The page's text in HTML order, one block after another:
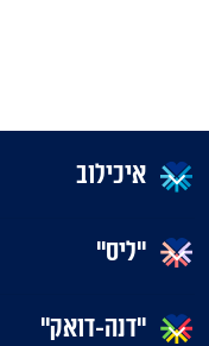
איכילוב
"ליס"
"דנה-דואק"